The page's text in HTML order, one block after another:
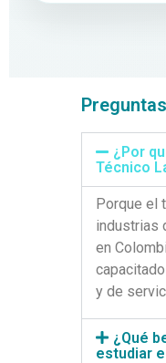
¿Por
Técnico
Porque el
industrias
en
y de
¿Qué
estudiar